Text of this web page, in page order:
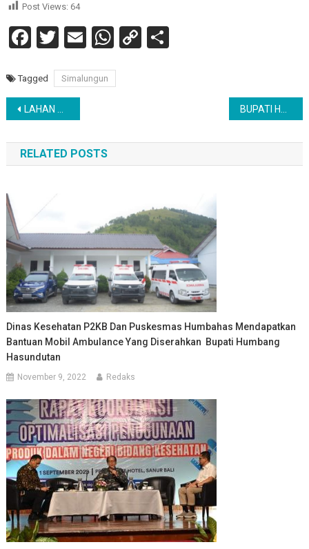
Post Views: 64
Facebook
Twitter
EmailWhatsApp
CopyShare
Tagged Simalungun
Navigasi
pos
LAHAN GAMBUT DI HUMBAHAS DIPERJUANGKAN BUPATI DENGAN SERIUS AGAR LEPAS DARI KAWASAN PETA INDIKATIF LAHAN GAMBUT
RELATED POSTS
Dinas Kesehatan P2KB Dan Puskesmas Humbahas Mendapatkan
Bantuan Mobil Ambulance Yang Diserahkan Bupati Humbang
Hasundutan
November 9, 2022 Redaks